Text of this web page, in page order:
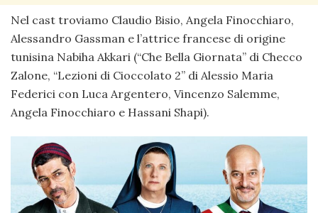
Nel cast troviamo Claudio Bisio, Angela Finocchiaro,
Alessandro Gassman e l’attrice francese di origine
tunisina Nabiha Akkari (“Che Bella Giornata” di Checco
Zalone, “Lezioni di Cioccolato 2” di Alessio Maria
Federici con Luca Argentero, Vincenzo Salemme,
Angela Finocchiaro e Hassani Shapi).